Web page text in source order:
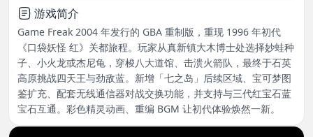
游戏简介
Game Freak 2004 年发行的 GBA 重制版，重现 1996 年初代
《口袋妖怪 红》关都旅程。玩家从真新镇大木博士处选择妙蛙种
子、小火龙或杰尼龟，穿梭八大道馆、击溃火箭队，最终于石英
高原挑战四天王与劲敌蓝。新增「七之岛」后续区域、宝可梦图
鉴扩充、配套无线通信器对战交换功能，并支持与三代红宝石蓝
宝石互通。彩色精灵动画、重编 BGM 让初代体验焕然一新。